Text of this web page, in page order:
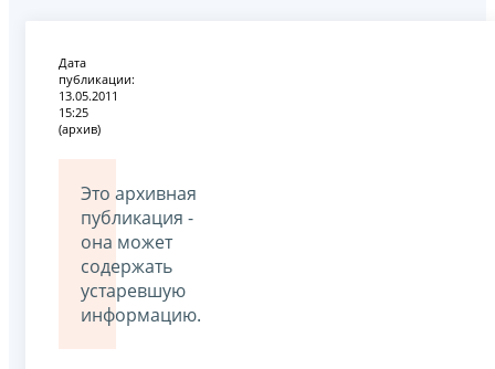
Дата
публикации:
13.05.2011
15:25
(архив)
Это архивная
публикация -
она может
содержать
устаревшую
информацию.